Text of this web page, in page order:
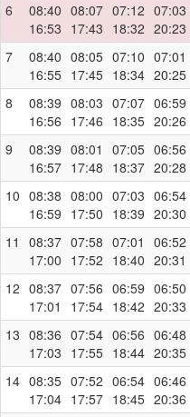
6
08:40
16:53
08:07
17:43
07:12
18:32
07:03
20:23
7
08:40
16:55
08:05
17:45
07:10
18:34
07:01
20:25
8
08:39
16:56
08:03
17:46
07:07
18:35
06:59
20:26
9
08:39
16:57
08:01
17:48
07:05
18:37
06:56
20:28
10 08:38
16:59
08:00
17:50
07:03
18:39
06:54
20:30
11
08:37
17:00
07:58
17:52
07:01
18:40
06:52
20:31
12 08:37
17:01
07:56
17:54
06:59
18:42
06:50
20:33
13 08:36
17:03
07:54
17:55
06:56
18:44
06:48
20:35
14 08:35
17:04
07:52
17:57
06:54
18:45
06:46
20:36